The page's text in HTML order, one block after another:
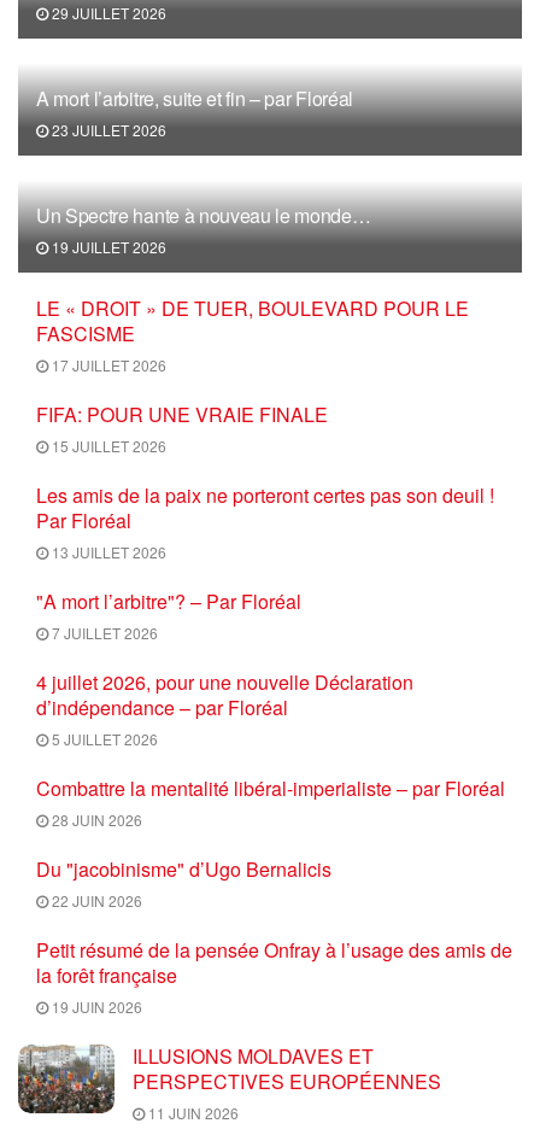
29 JUILLET 2026
A mort l’arbitre, suite et fin – par Floréal
23 JUILLET 2026
Un Spectre hante à nouveau le monde…
19 JUILLET 2026
LE « DROIT » DE TUER, BOULEVARD POUR LE
FASCISME
17 JUILLET 2026
FIFA: POUR UNE VRAIE FINALE
15 JUILLET 2026
Les amis de la paix ne porteront certes pas son deuil !
Par Floréal
13 JUILLET 2026
"A mort l’arbitre"? – Par Floréal
7 JUILLET 2026
4 juillet 2026, pour une nouvelle Déclaration
d’indépendance – par Floréal
5 JUILLET 2026
Combattre la mentalité libéral-imperialiste – par Floréal
28 JUIN 2026
Du "jacobinisme" d’Ugo Bernalicis
22 JUIN 2026
Petit résumé de la pensée Onfray à l’usage des amis de
la forêt française
19 JUIN 2026
ILLUSIONS MOLDAVES ET
PERSPECTIVES EUROPÉENNES
11 JUIN 2026